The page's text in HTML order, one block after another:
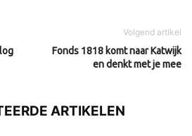
Volgend artikel
Fonds 1818 komt naar Katwijk
en denkt met je mee
ARTIKELEN